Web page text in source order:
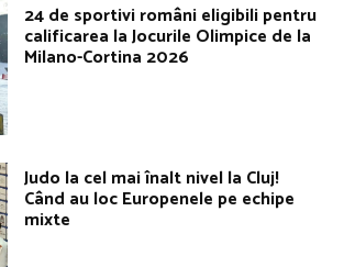
24 de sportivi români eligibili pentru
calificarea la Jocurile Olimpice de la
Milano-Cortina 2026
Judo la cel mai înalt nivel la Cluj!
Când au loc Europenele pe echipe
mixte